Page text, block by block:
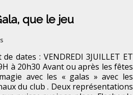
que le jeu
dates : VENDREDI 3JUILLET ET
à 20h30 Avant ou après les fêtes
avec les « galas » avec les
du club . Deux représentations